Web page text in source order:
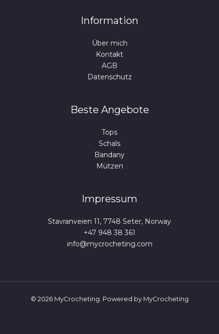
Information
Über mich
Kontakt
AGB
Datenschutz
Beste Angebote
Tops
Schals
Bandany
Mützen
Impressum
Stavranveien 11, 7748 Seter, Norway
+47 948 38 361
info@mycrocheting.com
© 2026 MyCrocheting. Powered by MyCrocheting